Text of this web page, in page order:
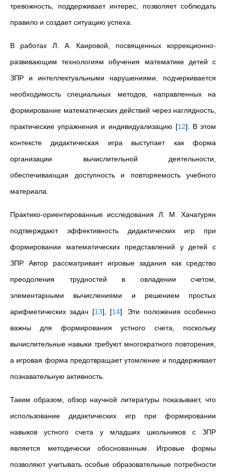
тревожность, поддерживает интерес, позволяет соблюдать
правило и создает ситуацию успеха.
В работах Л. А. Каировой, посвященных коррекционно-
развивающим технологиям обучения математике детей с
ЗПР и интеллектуальными нарушениями, подчеркивается
необходимость специальных методов, направленных на
формирование математических действий через наглядность,
практические упражнения и индивидуализацию [12] . В этом
контексте дидактическая игра выступает как форма
организации вычислительной деятельности,
обеспечивающая доступность и повторяемость учебного
материала.
Практико-ориентированные исследования Л. М. Хачатурян
подтверждают эффективность дидактических игр при
формировании математических представлений у детей с
ЗПР. Автор рассматривает игровые задания как средство
преодоления трудностей в овладении счетом,
элементарными вычислениями и решением простых
арифметических задач [13] [14] . Эти положения особенно
важны для формирования устного счета, поскольку
вычислительные навыки требуют многократного повторения,
а игровая форма предотвращает утомление и поддерживает
познавательную активность.
Таким образом, обзор научной литературы показывает, что
использование дидактических игр при формировании
навыков устного счета у младших школьников с ЗПР
является методически обоснованным. Игровые формы
позволяют учитывать особые образовательные потребности